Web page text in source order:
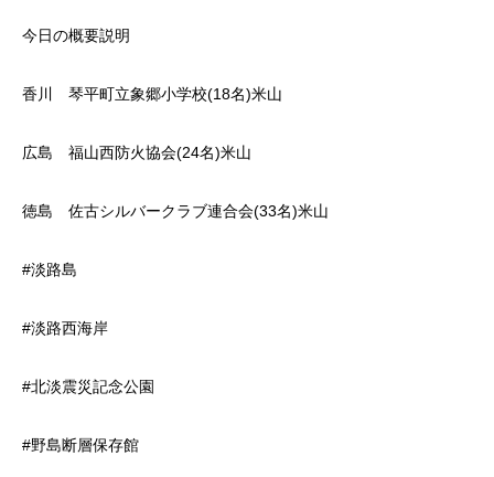
今日の概要説明
香川 琴平町立象郷小学校(18名)米山
広島 福山西防火協会(24名)米山
徳島 佐古シルバークラブ連合会(33名)米山
#淡路島
#淡路西海岸
#北淡震災記念公園
#野島断層保存館